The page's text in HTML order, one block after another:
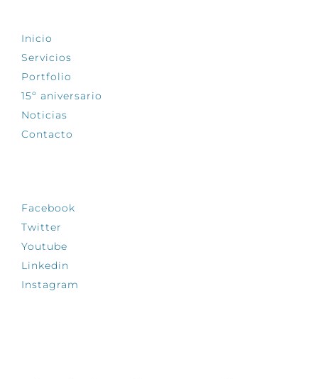
Inicio
Servicios
Portfolio
15º aniversario
Noticias
Contacto
Facebook
Twitter
Youtube
Linkedin
Instagram